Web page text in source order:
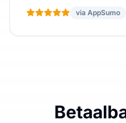
via AppSumo